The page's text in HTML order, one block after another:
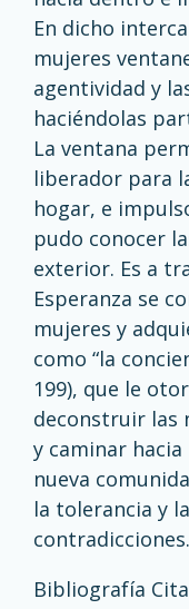
En dicho
mujeres
agentividad y
haciéndolas
La ventana
liberador para
hogar, e
pudo conocer
exterior. Es a
Esperanza se
mujeres y
como “la
199), que le
deconstruir las
y caminar
nueva
la tolerancia y
contradicciones.
Bibliografía